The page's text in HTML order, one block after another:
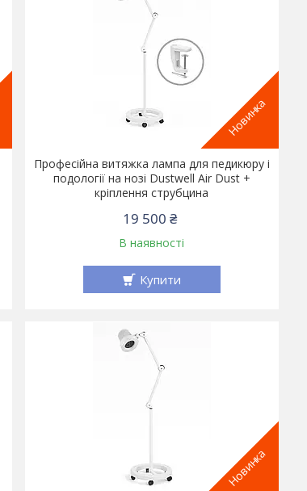
Новинка
Професійна витяжка лампа для педикюру і
подології на нозі Dustwell Air Dust +
кріплення струбцина
19 500 ₴
В наявності
Купити
Новинка